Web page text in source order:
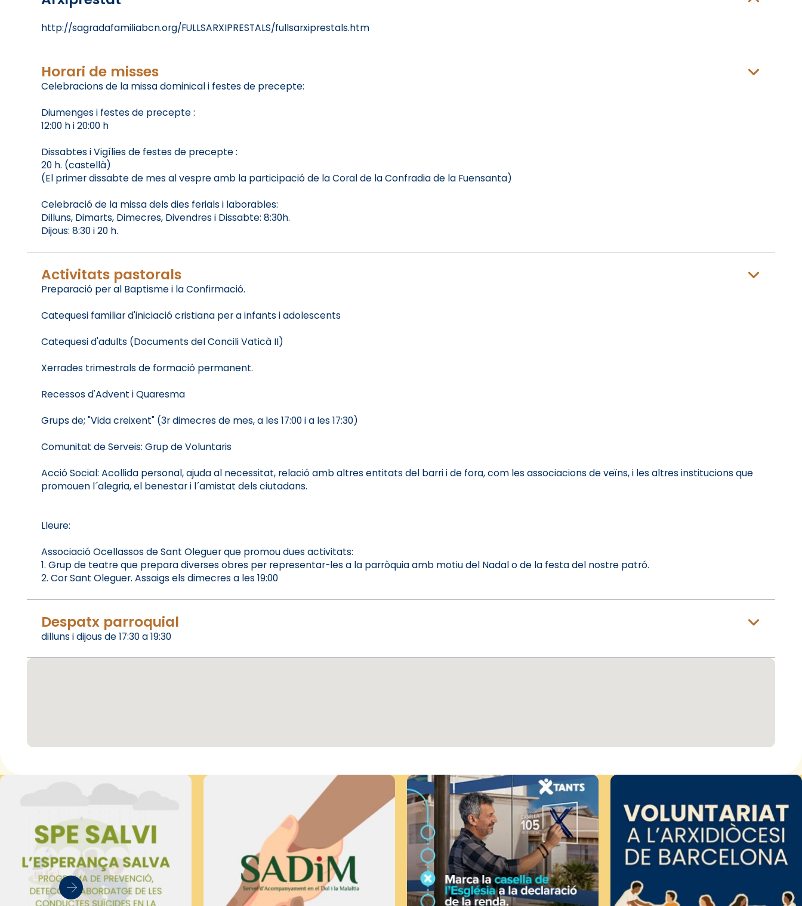
http://sagradafamiliabcn.org/FULLSARXIPRESTALS/fullsarxiprestals.htm
Horari de misses
Celebracions de la missa dominical i festes de precepte:
Diumenges i festes de precepte :
12:00 h i 20:00 h
Dissabtes i Vigílies de festes de precepte :
20 h. (castellà)
(El primer dissabte de mes al vespre amb la participació de la Coral de la Confradia de la Fuensanta)
Celebració de la missa dels dies ferials i laborables:
Dilluns, Dimarts, Dimecres, Divendres i Dissabte: 8:30h.
Dijous: 8:30 i 20 h.
Activitats pastorals
Preparació per al Baptisme i la Confirmació.
Catequesi familiar d'iniciació cristiana per a infants i adolescents
Catequesi d'adults (Documents del Concili Vaticà II)
Xerrades trimestrals de formació permanent.
Recessos d'Advent i Quaresma
Grups de; "Vida creixent" (3r dimecres de mes, a les 17:00 i a les 17:30)
Comunitat de Serveis: Grup de Voluntaris
Acció Social: Acollida personal, ajuda al necessitat, relació amb altres entitats del barri i de fora, com les associacions de veïns, i les altres institucions que
promouen l´alegria, el benestar i l´amistat dels ciutadans.
Lleure:
Associació Ocellassos de Sant Oleguer que promou dues activitats:
1. Grup de teatre que prepara diverses obres per representar-les a la parròquia amb motiu del Nadal o de la festa del nostre patró.
2. Cor Sant Oleguer. Assaigs els dimecres a les 19:00
Despatx parroquial
dilluns i dijous de 17:30 a 19:30